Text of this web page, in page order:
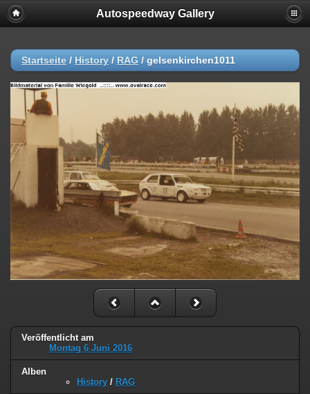
Autospeedway Gallery
Startseite / History / RAG / gelsenkirchen1011
Veröffentlicht am
Montag 6 Juni 2016
Alben
History / RAG